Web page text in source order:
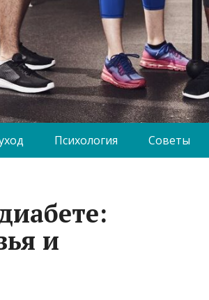
Психология Советы
и